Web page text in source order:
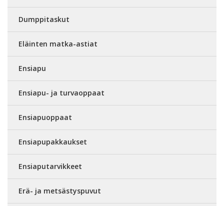
Dumppitaskut
Eläinten matka-astiat
Ensiapu
Ensiapu- ja turvaoppaat
Ensiapuoppaat
Ensiapupakkaukset
Ensiaputarvikkeet
Erä- ja metsästyspuvut